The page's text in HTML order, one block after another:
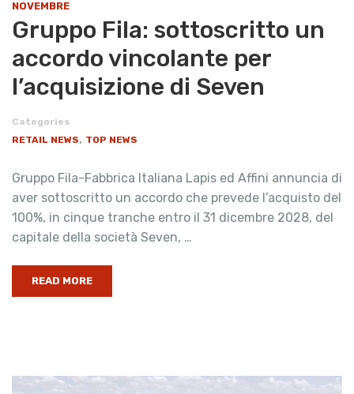
NOVEMBRE
Gruppo Fila: sottoscritto un
accordo vincolante per
l’acquisizione di Seven
Categories
RETAIL NEWS, TOP NEWS
Gruppo Fila-Fabbrica Italiana Lapis ed Affini annuncia di
aver sottoscritto un accordo che prevede l’acquisto del
100%, in cinque tranche entro il 31 dicembre 2028, del
capitale della società Seven, …
READ MORE